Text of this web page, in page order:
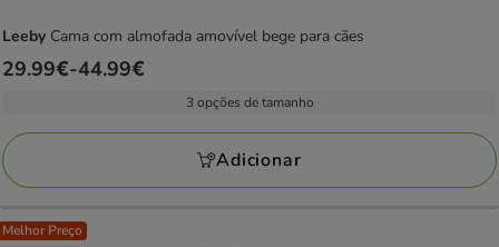
Leeby Cama com almofada amovível bege para cães
Preço
a
44.99€
29.99€-44.99€
3 opções de tamanho
Adicionar
Melhor Preço